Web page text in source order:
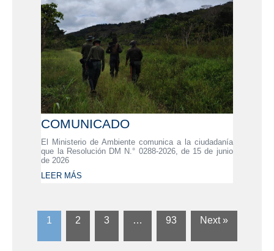
COMUNICADO
El Ministerio de Ambiente comunica a la ciudadanía
que la Resolución DM N.° 0288-2026, de 15 de junio
de 2026
LEER MÁS
1 2 3 … 93 Next »